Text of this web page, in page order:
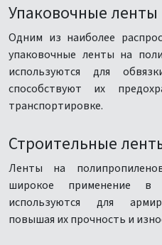
Упаковочные ленты
Одним из наиболее
упаковочные ленты на
используются для
способствуют их
транспортировке.
Строительные
Ленты на
широкое применение в
используются для
повышая их прочность и